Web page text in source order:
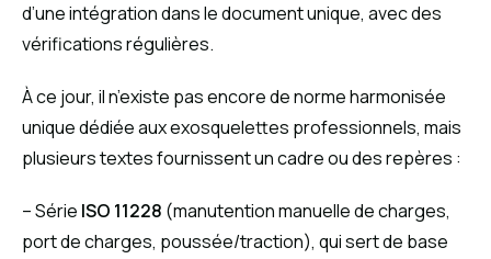
d’une intégration dans le document unique, avec des
vérifications régulières.
À ce jour, il n’existe pas encore de norme harmonisée
unique dédiée aux exosquelettes professionnels, mais
plusieurs textes fournissent un cadre ou des repères :
– Série ISO 11228 (manutention manuelle de charges,
port de charges, poussée/traction), qui sert de base